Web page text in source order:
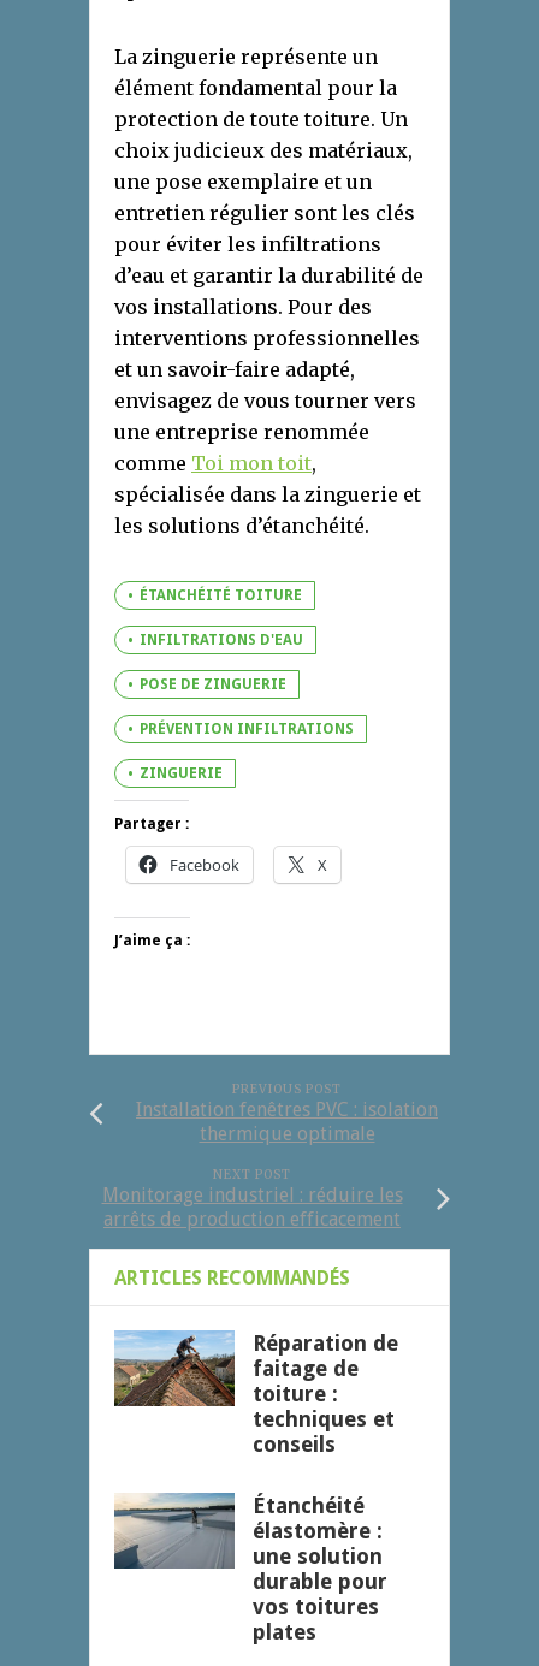
La zinguerie représente un
élément fondamental pour la
protection de toute toiture. Un
choix judicieux des matériaux,
une pose exemplaire et un
entretien régulier sont les clés
pour éviter les infiltrations
d’eau et garantir la durabilité de
vos installations. Pour des
interventions professionnelles
et un savoir-faire adapté,
envisagez de vous tourner vers
une entreprise renommée
comme Toi mon toit,
spécialisée dans la zinguerie et
les solutions d’étanchéité.
ÉTANCHÉITÉ TOITURE
INFILTRATIONS D'EAU
POSE DE ZINGUERIE
PRÉVENTION INFILTRATIONS
ZINGUERIE
Partager :
Facebook X
J’aime ça :
PREVIOUS POST
Installation fenêtres PVC : isolation
thermique optimale
NEXT POST
Monitorage industriel : réduire les
arrêts de production efficacement
ARTICLES RECOMMANDÉS
Réparation de
faitage de
toiture :
techniques et
conseils
Étanchéité
élastomère :
une solution
durable pour
vos toitures
plates